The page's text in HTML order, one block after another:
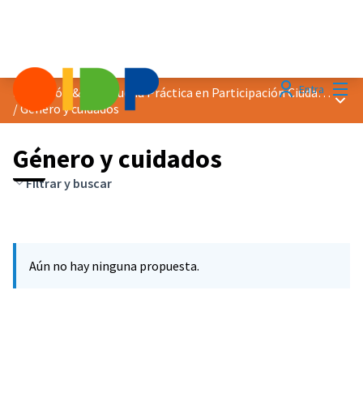
EntraDistinción &quot;Buena Práctica en Participación Ciudadana&quot; 2025
/Género y cuidados
Género y cuidados
Filtrar y buscar
Aún no hay ninguna propuesta.